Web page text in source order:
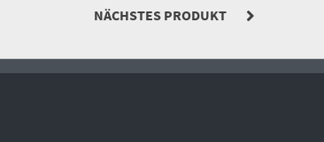
NÄCHSTES PRODUKT